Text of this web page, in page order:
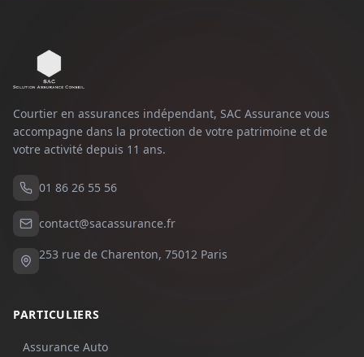
Courtier en assurances indépendant, SAC Assurance vous
accompagne dans la protection de votre patrimoine et de
votre activité depuis 11 ans.
01 86 26 55 56
contact@sacassurance.fr
253 rue de Charenton, 75012 Paris
PARTICULIERS
Assurance Auto